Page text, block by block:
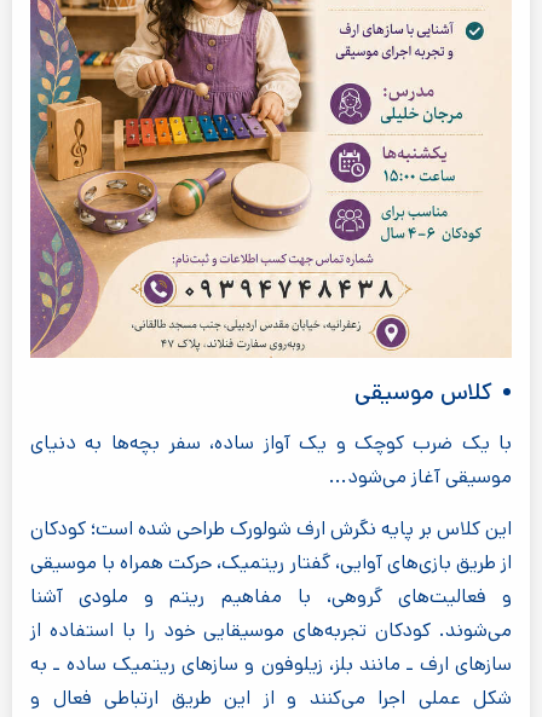
کلاس موسیقی
با یک ضرب کوچک و یک آواز ساده، سفر بچه‌ها به دنیای
موسیقی آغاز می‌شود...
این کلاس بر پایه نگرش ارف شولورک طراحی شده است؛ کودکان
از طریق بازی‌های آوایی، گفتار ریتمیک، حرکت همراه با موسیقی
و فعالیت‌های گروهی، با مفاهیم ریتم و ملودی آشنا
می‌شوند. کودکان تجربه‌های موسیقایی خود را با استفاده از
سازهای ارف ـ مانند بلز، زیلوفون و سازهای ریتمیک ساده ـ به
شکل عملی اجرا می‌کنند و از این طریق ارتباطی فعال و